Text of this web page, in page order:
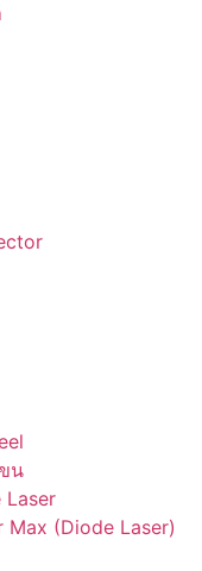
น
Laser
Max (Diode Laser)